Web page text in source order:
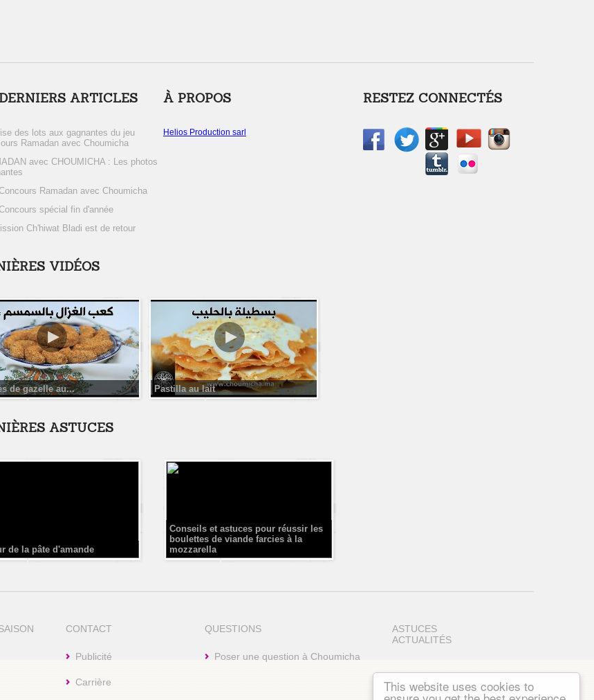
This website uses cookies to
ARTICLES
des lots aux gagnantes du jeu
Ramadan avec Choumicha
avec CHOUMICHA : Les photos
Ramadan avec Choumicha
spécial fin d'année
Ch'hiwat Bladi est de retour
À PROPOS
Helios Production sarl
VIDÉOS
de gazelle au... Pastilla au lait
ASTUCES
de la pâte d'amande
Conseils et astuces pour réussir les
boulettes de viande farcies à la
mozzarella
RESTEZ CONNECTÉS
CONTACT
Publicité
Carrière
QUESTIONS
Poser une question à Choumicha
ASTUCES
ACTUALITÉS